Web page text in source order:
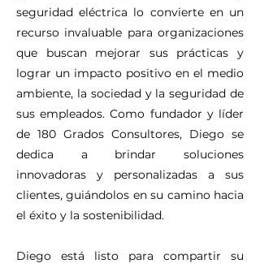
seguridad eléctrica lo convierte en un
recurso invaluable para organizaciones
que buscan mejorar sus prácticas y
lograr un impacto positivo en el medio
ambiente, la sociedad y la seguridad de
sus empleados. Como fundador y líder
de 180 Grados Consultores, Diego se
dedica a brindar soluciones
innovadoras y personalizadas a sus
clientes, guiándolos en su camino hacia
el éxito y la sostenibilidad.
Diego está listo para compartir su